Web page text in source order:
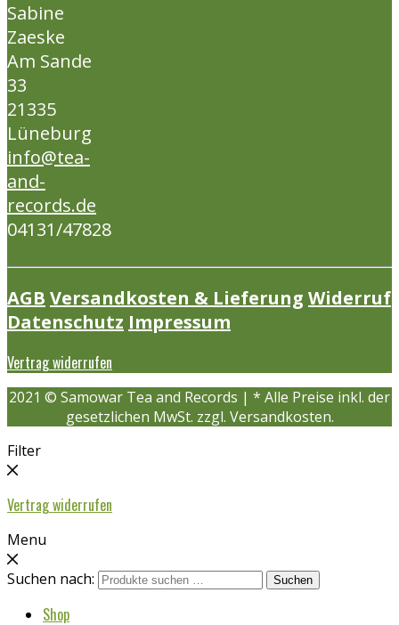
Sabine
Zaeske
Am Sande
33
21335
Lüneburg
info@tea-
and-
records.de
04131/47828
AGB Versandkosten & Lieferung Widerruf
Datenschutz Impressum
Vertrag widerrufen
2021 © Samowar Tea and Records | * Alle Preise inkl. der
gesetzlichen MwSt. zzgl. Versandkosten.
Filter
Vertrag widerrufen
Menu
Suchen nach:
Suchen
Shop